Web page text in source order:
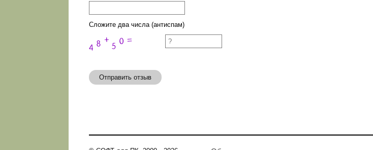
Сложите два числа (антиспам)
Отправить отзыв